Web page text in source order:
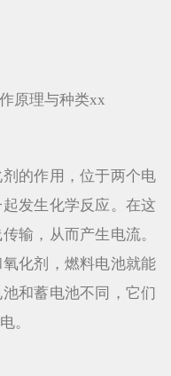
的作用，位于两个电
发生化学反应。在这
输，从而产生电流。
化剂，燃料电池就能
和蓄电池不同，它们
。